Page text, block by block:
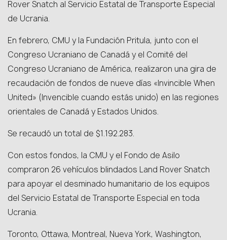
Rover Snatch al Servicio Estatal de Transporte Especial
de Ucrania.
En febrero, CMU y la Fundación Pritula, junto con el
Congreso Ucraniano de Canadá y el Comité del
Congreso Ucraniano de América, realizaron una gira de
recaudación de fondos de nueve días «Invincible When
United» (Invencible cuando estás unido) en las regiones
orientales de Canadá y Estados Unidos.
Se recaudó un total de $1.192.283.
Con estos fondos, la CMU y el Fondo de Asilo
compraron 26 vehículos blindados Land Rover Snatch
para apoyar el desminado humanitario de los equipos
del Servicio Estatal de Transporte Especial en toda
Ucrania.
Toronto, Ottawa, Montreal, Nueva York, Washington,